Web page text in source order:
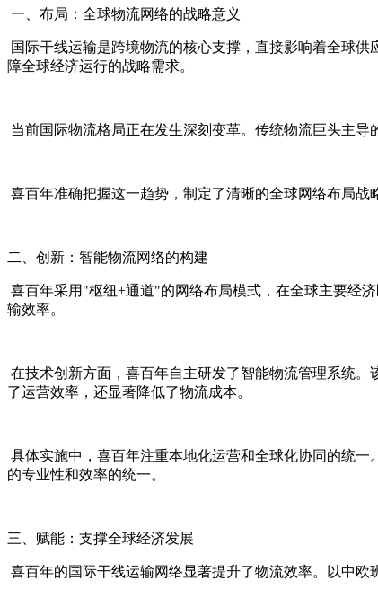
一、布局：全球物流网络的战略意义
国际干线运输是跨境物流的核心支撑，直接影响着全球
障全球经济运行的战略需求。
当前国际物流格局正在发生深刻变革。传统物流巨头主
喜百年准确把握这一趋势，制定了清晰的全球网络布局
二、创新：智能物流网络的构建
喜百年采用"枢纽+通道"的网络布局模式，在全球主要经
输效率。
在技术创新方面，喜百年自主研发了智能物流管理系统
了运营效率，还显著降低了物流成本。
具体实施中，喜百年注重本地化运营和全球化协同的统
的专业性和效率的统一。
三、赋能：支撑全球经济发展
喜百年的国际干线运输网络显著提升了物流效率。以中欧